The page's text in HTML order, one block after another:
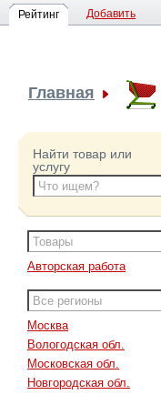
Рейтинг Добавить
Главная
Найти товар или
услугу
Авторская работа
Москва
Вологодская обл.
Московская обл.
Новгородская обл.